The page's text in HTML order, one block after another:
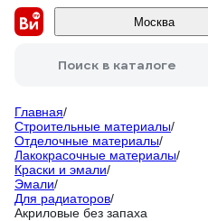
Москва
Поиск в каталоге
Главная/
Строительные материалы/
Отделочные материалы/
Лакокрасочные материалы/
Краски и эмали/
Эмали/
Для радиаторов/
Акриловые без запаха